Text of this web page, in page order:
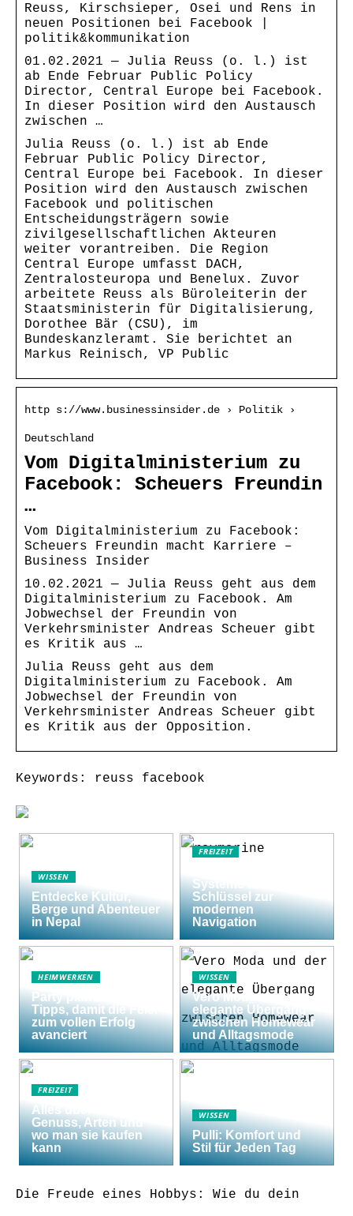
Reuss, Kirschsieper, Osei und Rens in
neuen Positionen bei Facebook |
politik&kommunikation
01.02.2021 — Julia Reuss (o. l.) ist
ab Ende Februar Public Policy
Director, Central Europe bei Facebook.
In dieser Position wird den Austausch
zwischen …
Julia Reuss (o. l.) ist ab Ende
Februar Public Policy Director,
Central Europe bei Facebook. In dieser
Position wird den Austausch zwischen
Facebook und politischen
Entscheidungsträgern sowie
zivilgesellschaftlichen Akteuren
weiter vorantreiben. Die Region
Central Europe umfasst DACH,
Zentralosteuropa und Benelux. Zuvor
arbeitete Reuss als Büroleiterin der
Staatsministerin für Digitalisierung,
Dorothee Bär (CSU), im
Bundeskanzleramt. Sie berichtet an
Markus Reinisch, VP Public
http s://www.businessinsider.de › Politik ›
Deutschland
Vom Digitalministerium zu
Facebook: Scheuers Freundin
…
Vom Digitalministerium zu Facebook:
Scheuers Freundin macht Karriere –
Business Insider
10.02.2021 — Julia Reuss geht aus dem
Digitalministerium zu Facebook. Am
Jobwechsel der Freundin von
Verkehrsminister Andreas Scheuer gibt
es Kritik aus …
Julia Reuss geht aus dem
Digitalministerium zu Facebook. Am
Jobwechsel der Freundin von
Verkehrsminister Andreas Scheuer gibt
es Kritik aus der Opposition.
Keywords: reuss facebook
WISSEN
Entdecke Kultur,
Berge und Abenteuer
in Nepal
FREIZEIT
Systeme als
Schlüssel zur
modernen
Navigation
HEIMWERKEN
Party planen: 5
Tipps, damit die Feier
zum vollen Erfolg
avanciert
WISSEN
Vero Moda und der
elegante Übergang
zwischen Homewear
und Alltagsmode
FREIZEIT
Alles über Shishas:
Genuss, Arten und
wo man sie kaufen
kann
WISSEN
Pulli: Komfort und
Stil für Jeden Tag
Die Freude eines Hobbys: Wie du dein